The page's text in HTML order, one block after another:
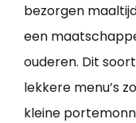
bezorgen
een
ouderen. Dit
lekkere menu’s
kleine